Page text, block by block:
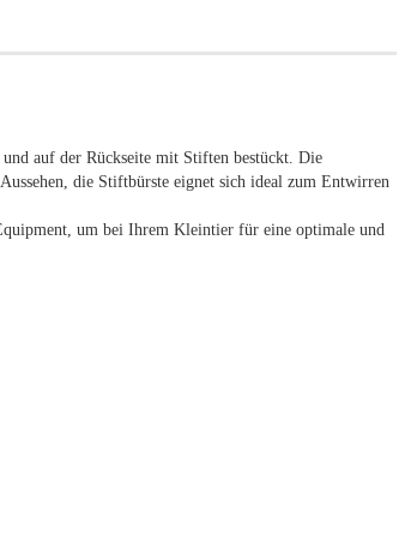
auf der Rückseite mit Stiften bestückt. Die
die Stiftbürste eignet sich ideal zum Entwirren
um bei Ihrem Kleintier für eine optimale und